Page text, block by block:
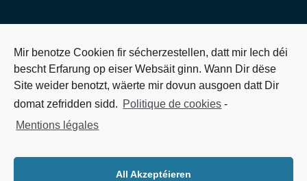
Mir benotze Cookien fir sécherzestellen, datt mir Iech déi
bescht Erfarung op eiser Websäit ginn. Wann Dir dëse
Site weider benotzt, wäerte mir dovun ausgoen datt Dir
domat zefridden sidd. Politique de cookies -
Mentions légales
All Akzeptéieren